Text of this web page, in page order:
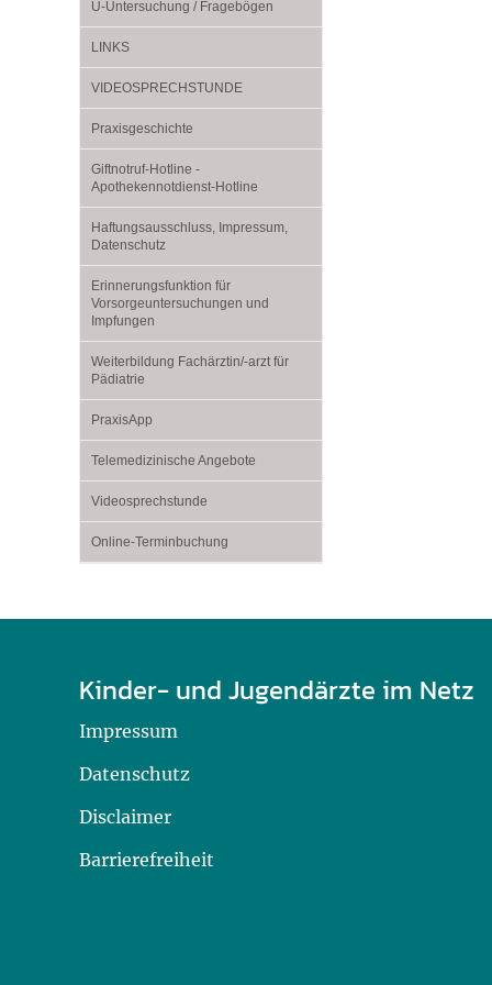
U-Untersuchung / Fragebögen
LINKS
VIDEOSPRECHSTUNDE
Praxisgeschichte
Giftnotruf-Hotline -
Apothekennotdienst-Hotline
Haftungsausschluss, Impressum,
Datenschutz
Erinnerungsfunktion für
Vorsorgeuntersuchungen und
Impfungen
Weiterbildung Fachärztin/-arzt für
Pädiatrie
PraxisApp
Telemedizinische Angebote
Videosprechstunde
Online-Terminbuchung
Kinder- und Jugendärzte im Netz
Impressum
Datenschutz
Disclaimer
Barrierefreiheit